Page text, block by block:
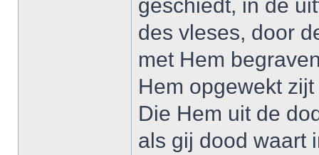
geschiedt, in de
des vleses, door
met Hem
Hem opgewekt
Die Hem uit de
als gij dood waart